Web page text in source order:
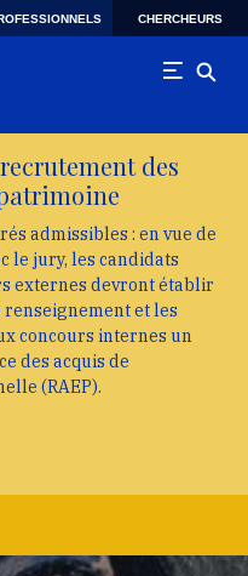
CHERCHEURS
des
admissibles : en vue de
le jury, les candidats
externes devront établir
et les
concours internes un
des acquis de
(RAEP).